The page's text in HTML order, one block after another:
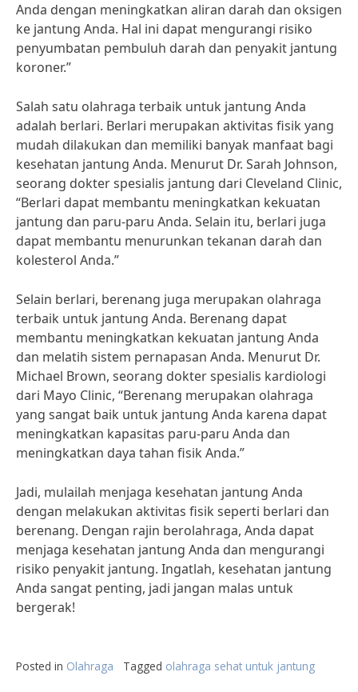
Anda dengan meningkatkan aliran darah dan oksigen
ke jantung Anda. Hal ini dapat mengurangi risiko
penyumbatan pembuluh darah dan penyakit jantung
koroner.”
Salah satu olahraga terbaik untuk jantung Anda
adalah berlari. Berlari merupakan aktivitas fisik yang
mudah dilakukan dan memiliki banyak manfaat bagi
kesehatan jantung Anda. Menurut Dr. Sarah Johnson,
seorang dokter spesialis jantung dari Cleveland Clinic,
“Berlari dapat membantu meningkatkan kekuatan
jantung dan paru-paru Anda. Selain itu, berlari juga
dapat membantu menurunkan tekanan darah dan
kolesterol Anda.”
Selain berlari, berenang juga merupakan olahraga
terbaik untuk jantung Anda. Berenang dapat
membantu meningkatkan kekuatan jantung Anda
dan melatih sistem pernapasan Anda. Menurut Dr.
Michael Brown, seorang dokter spesialis kardiologi
dari Mayo Clinic, “Berenang merupakan olahraga
yang sangat baik untuk jantung Anda karena dapat
meningkatkan kapasitas paru-paru Anda dan
meningkatkan daya tahan fisik Anda.”
Jadi, mulailah menjaga kesehatan jantung Anda
dengan melakukan aktivitas fisik seperti berlari dan
berenang. Dengan rajin berolahraga, Anda dapat
menjaga kesehatan jantung Anda dan mengurangi
risiko penyakit jantung. Ingatlah, kesehatan jantung
Anda sangat penting, jadi jangan malas untuk
bergerak!
Posted in Olahraga Tagged olahraga sehat untuk jantung